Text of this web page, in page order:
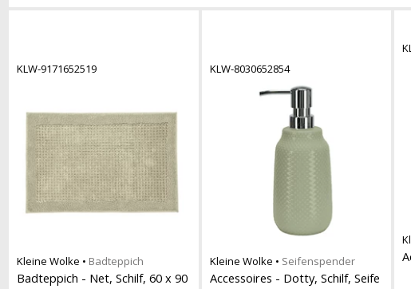
KLW-9171652519
Kleine Wolke • Badteppich
Badteppich - Net, Schilf, 60 x 90
KLW-8030652854
Kleine Wolke • Seifenspender
Accessoires - Dotty, Schilf, Seife